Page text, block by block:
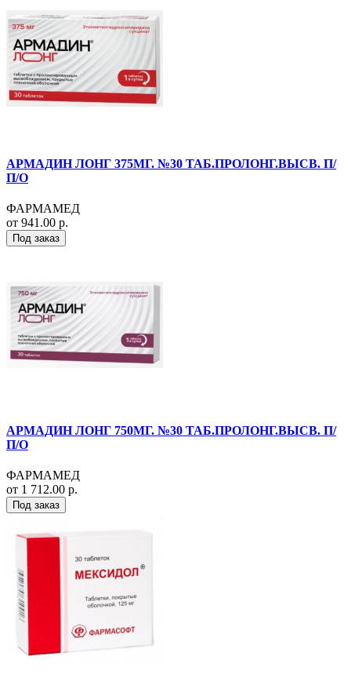
АРМАДИН ЛОНГ 375МГ. №30 ТАБ.ПРОЛОНГ.ВЫСВ. П/
П/О
ФАРМАМЕД
от 941.00 р.
Под заказ
АРМАДИН ЛОНГ 750МГ. №30 ТАБ.ПРОЛОНГ.ВЫСВ. П/
П/О
ФАРМАМЕД
от 1 712.00 р.
Под заказ